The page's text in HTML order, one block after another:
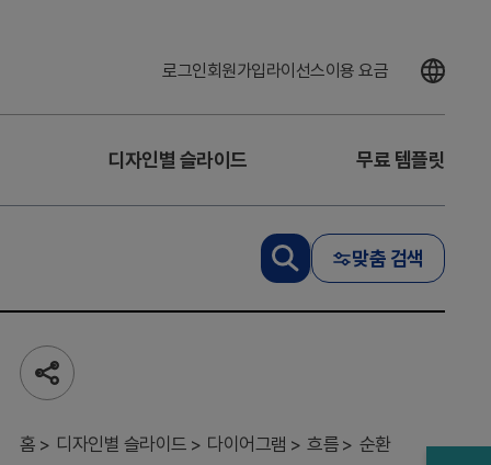
로그인회원가입라이선스이용 요금
디자인별 슬라이드 무료 템플릿
맞춤 검색
공
유
기
홈 디자인별 슬라이드 다이어그램 흐름 순환
온
핑
로
스
다
이
그